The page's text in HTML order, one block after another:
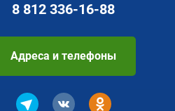
8 812 336-16-88
Адреса и телефоны